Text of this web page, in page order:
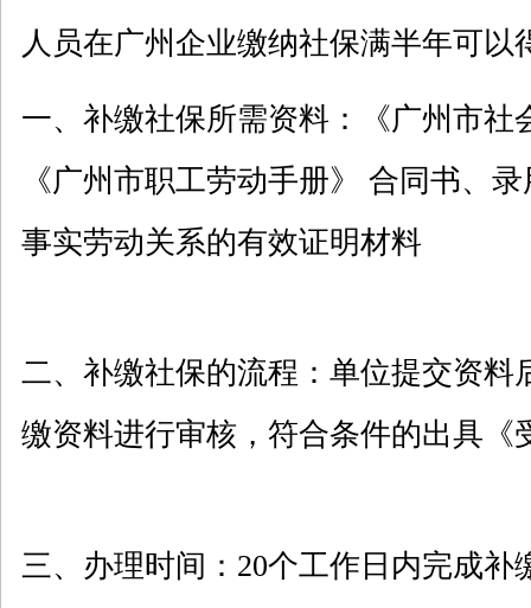
人员在广州企业缴纳社保满半年可以
一、补缴社保所需资料：《广州市社
《广州市职工劳动手册》 合同书、录
事实劳动关系的有效证明材料
二、补缴社保的流程：单位提交资料
缴资料进行审核，符合条件的出具《
三、办理时间： 20个工作日内完成补